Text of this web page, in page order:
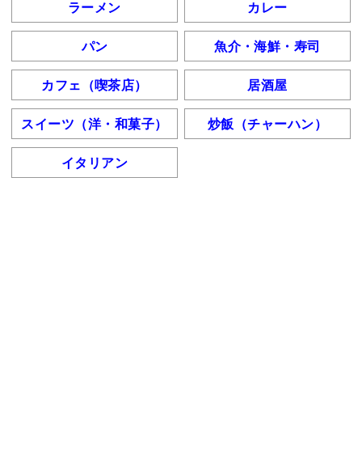
ラーメン カレー
パン 魚介・海鮮・寿司
カフェ（喫茶店） 居酒屋
スイーツ（洋・和菓子） 炒飯（チャーハン）
イタリアン